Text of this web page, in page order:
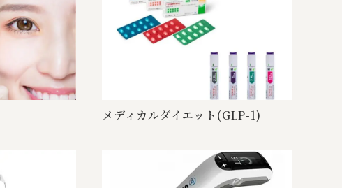
メディカルダイエット(GL P - 1 )